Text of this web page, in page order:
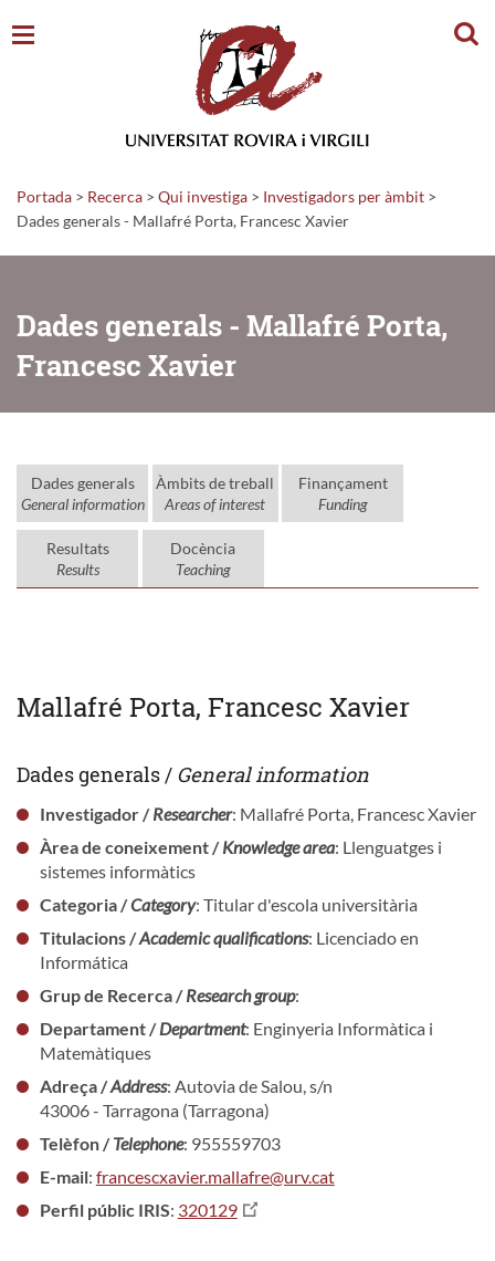
Portada > Recerca > Qui investiga > Investigadors per àmbit >
Dades generals - Mallafré Porta, Francesc Xavier
Dades generals - Mallafré Porta,
Francesc Xavier
Dades generals
General information
Àmbits de treball
Areas of interest
Finançament
Funding
Resultats
Results
Docència
Teaching
Mallafré Porta, Francesc Xavier
Dades generals / General information
Investigador /Researcher: Mallafré Porta, Francesc Xavier
Àrea de coneixement /Knowledge area: Llenguatges i
sistemes informàtics
Categoria /Category: Titular d'escola universitària
Titulacions /Academic qualifications: Licenciado en
Informática
Grup de Recerca /Research group:
Departament /Department: Enginyeria Informàtica i
Matemàtiques
Adreça /Address: Autovia de Salou, s/n
43006 - Tarragona (Tarragona)
Telèfon /Telephone: 955559703
E-mail: francescxavier.mallafre@urv.cat
Perfil públic IRIS: 320129